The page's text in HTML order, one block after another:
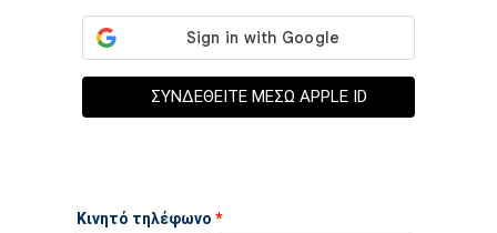
ΣΥΝΔΕΘΕΙΤΕ ΜΕΣΩ APPLE ID
Κινητό τηλέφωνο *